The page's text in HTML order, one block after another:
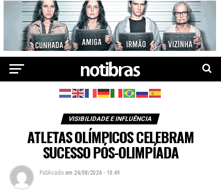
VISIBILIDADE E INFLUÊNCIA
ATLETAS OLÍMPICOS CELEBRAM
SUCESSO PÓS-OLIMPÍADA
Publicado em 24/08/2024 - 10:49